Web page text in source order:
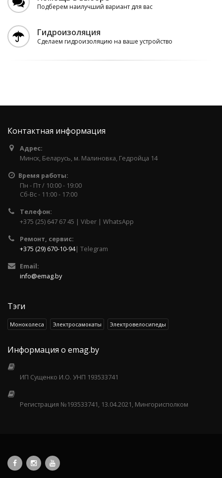
Подберем наилучший вариант для вас
Гидроизоляция
Сделаем гидроизоляцию на ваше устройство
Контактная информация
Адрес:
Минск, Беларусь, м. Малиновка, Гедройца 14
Время работы:
Пн - Пт / 10:00 - 19:00
Сб-Вс - 11:00 - 17:00
Телефон:
+375 (25) 647 67 45 | Viber | WhatsApp
Ремонт, сервис:
+375 (29) 670-10-94| Telegram
Email:
info@emag.by
Тэги
Моноколеса Электросамокаты Электровелосипеды
Информация о emag.by
ИП Сущенко И.О. УНП 193533741
Регистрация №193533741, 13.04.2021, Мингорисполком